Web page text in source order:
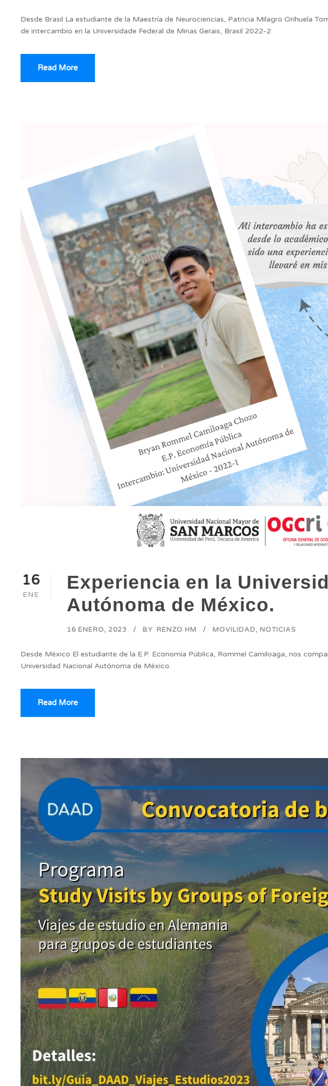
Desde Brasil La estudiante de la Maestría de Neurociencias, Patricia Milagro Orihuela
de intercambio en la Universidade Federal de Minas Gerais, Brasil 2022-2
Read More
16
ENE
Experiencia en la
Autónoma de México.
16 ENERO, 2023 BY RENZO HM MOVILIDAD, NOTICIAS
Desde México El estudiante de la E.P. Economía Pública, Rommel Camiloaga, nos
Universidad Nacional Autónoma de México.
Read More